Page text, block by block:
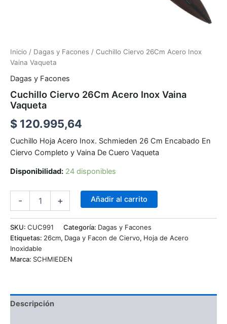
Inicio / Dagas y Facones / Cuchillo Ciervo 26Cm Acero Inox
Vaina Vaqueta
Dagas y Facones
Cuchillo Ciervo 26Cm Acero Inox Vaina
Vaqueta
$ 120.995,64
Cuchillo Hoja Acero Inox. Schmieden 26 Cm Encabado En
Ciervo Completo y Vaina De Cuero Vaqueta
Disponibilidad: 24 disponibles
- + Añadir al carrito
SKU: CUC991 Categoría: Dagas y Facones
Etiquetas: 26cm, Daga y Facon de Ciervo, Hoja de Acero
Inoxidable
Marca: SCHMIEDEN
Descripción